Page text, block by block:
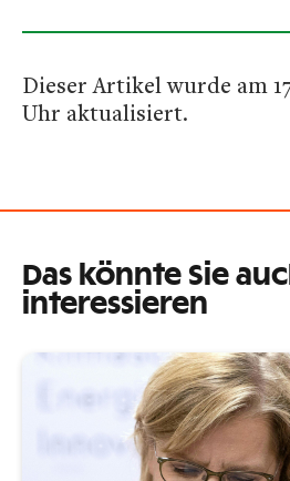
Dieser Artikel wurde am
Uhr aktualisiert.
Das könnte Sie
interessieren